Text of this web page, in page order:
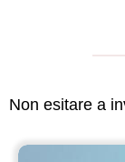
Non esitare a